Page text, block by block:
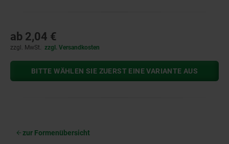
ab 2,04 €
zzgl. MwSt. zzgl. Versandkosten
BITTE WÄHLEN SIE ZUERST EINE VARIANTE AUS
zur Formenübersicht